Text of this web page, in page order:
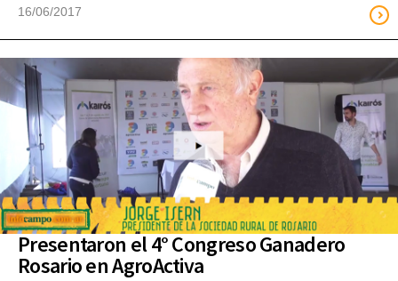
16/06/2017
Presentaron el 4° Congreso Ganadero
Rosario en AgroActiva